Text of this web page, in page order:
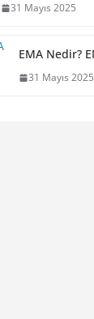
31 Mayıs 2025
EMA Nedir?
31 Mayıs 2025